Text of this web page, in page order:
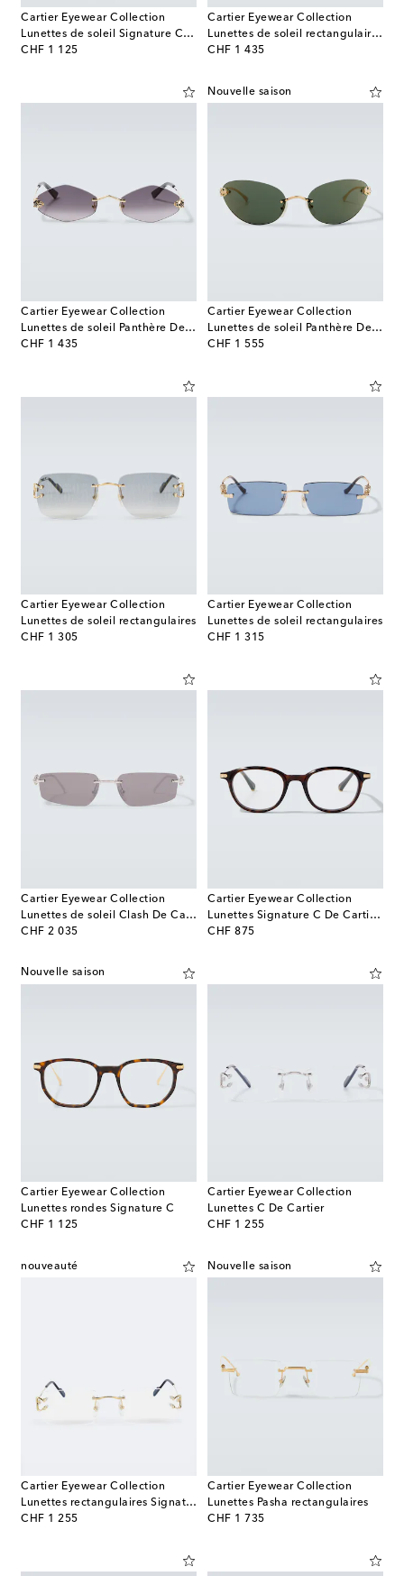
Cartier Eyewear Collection
Lunettes de soleil Signature C rondes
CHF 1 125
original price
Cartier Eyewear Collection
Lunettes de soleil rectangulaires Première De Cartier
CHF 1 435
original price
Cartier Eyewear Collection
Lunettes de soleil Panthère De Cartier ovales
CHF 1 435
original price
Nouvelle saison
Cartier Eyewear Collection
Lunettes de soleil Panthère De Cartier
CHF 1 555
original price
Cartier Eyewear Collection
Lunettes de soleil rectangulaires
CHF 1 305
original price
Cartier Eyewear Collection
Lunettes de soleil rectangulaires
CHF 1 315
original price
Cartier Eyewear Collection
Lunettes de soleil Clash De Cartier
CHF 2 035
original price
Cartier Eyewear Collection
Lunettes Signature C De Cartier rondes
CHF 875
original price
Nouvelle saison
Cartier Eyewear Collection
Lunettes rondes Signature C
CHF 1 125
original price
Cartier Eyewear Collection
Lunettes C De Cartier
CHF 1 255
original price
nouveauté
Cartier Eyewear Collection
Lunettes rectangulaires Signature C De Cartier
CHF 1 255
original price
Nouvelle saison
Cartier Eyewear Collection
Lunettes Pasha rectangulaires
CHF 1 735
original price